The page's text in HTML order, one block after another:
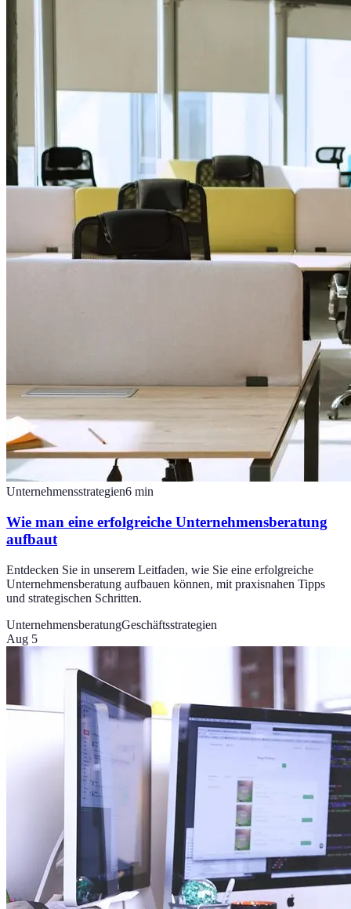
Unternehmensstrategien6 min
Wie man eine erfolgreiche Unternehmensberatung
aufbaut
Entdecken Sie in unserem Leitfaden, wie Sie eine erfolgreiche
Unternehmensberatung aufbauen können, mit praxisnahen Tipps
und strategischen Schritten.
UnternehmensberatungGeschäftsstrategien
Aug 5